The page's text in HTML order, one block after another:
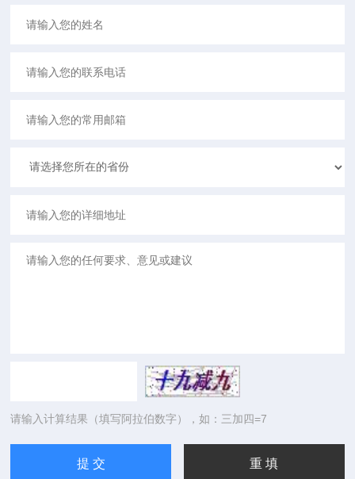
请输入计算结果（填写阿拉伯数字），如：三加四=7